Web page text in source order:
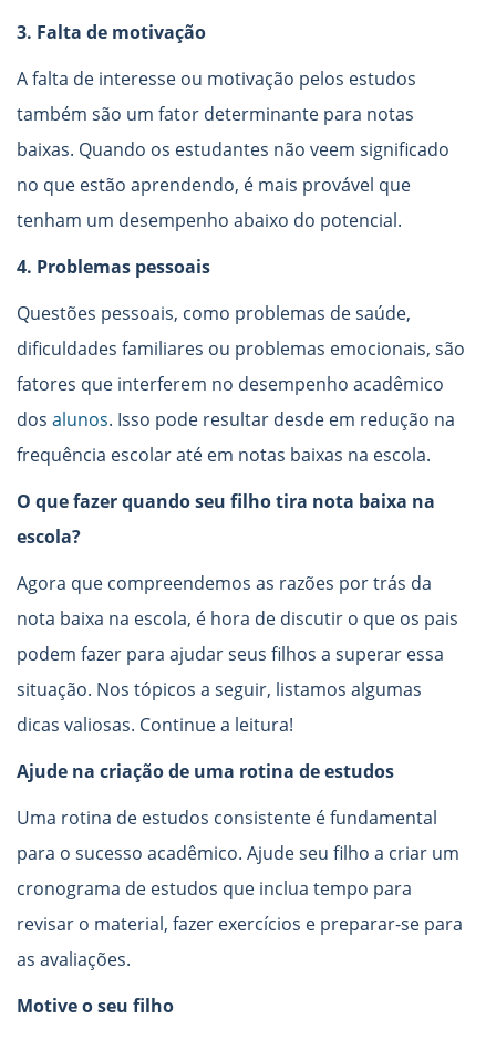
3. Falta de motivação
A falta de interesse ou motivação pelos estudos
também são um fator determinante para notas
baixas. Quando os estudantes não veem significado
no que estão aprendendo, é mais provável que
tenham um desempenho abaixo do potencial.
4. Problemas pessoais
Questões pessoais, como problemas de saúde,
dificuldades familiares ou problemas emocionais, são
fatores que interferem no desempenho acadêmico
dos alunos. Isso pode resultar desde em redução na
frequência escolar até em notas baixas na escola.
O que fazer quando seu filho tira nota baixa na
escola?
Agora que compreendemos as razões por trás da
nota baixa na escola, é hora de discutir o que os pais
podem fazer para ajudar seus filhos a superar essa
situação. Nos tópicos a seguir, listamos algumas
dicas valiosas. Continue a leitura!
Ajude na criação de uma rotina de estudos
Uma rotina de estudos consistente é fundamental
para o sucesso acadêmico. Ajude seu filho a criar um
cronograma de estudos que inclua tempo para
revisar o material, fazer exercícios e preparar-se para
as avaliações.
Motive o seu filho